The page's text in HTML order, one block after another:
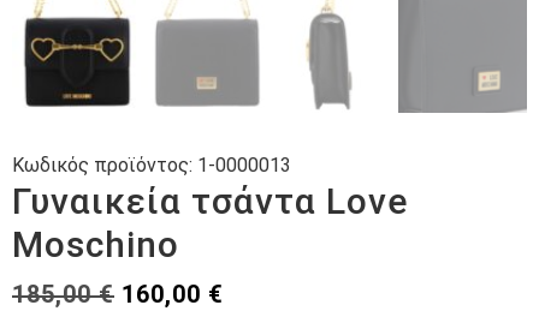
Γυναικεία τσάντα Love
Moschino
185,00€ Original
160,00 €
Κωδικός προϊόντος: 1-0000013